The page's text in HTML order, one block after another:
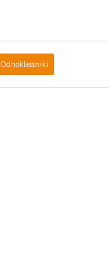
Odnoklassniki